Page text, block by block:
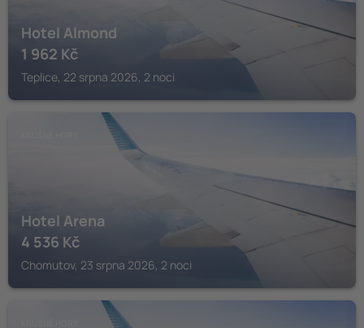
Hotel Almond
1 962 Kč
Teplice, 22 srpna 2026, 2 noci
Hotel Arena
4 536 Kč
Chomutov, 23 srpna 2026, 2 noci